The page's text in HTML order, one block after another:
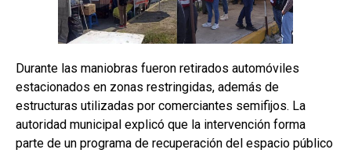
Durante las maniobras fueron retirados automóviles
estacionados en zonas restringidas, además de
estructuras utilizadas por comerciantes semifijos. La
autoridad municipal explicó que la intervención forma
parte de un programa de recuperación del espacio público